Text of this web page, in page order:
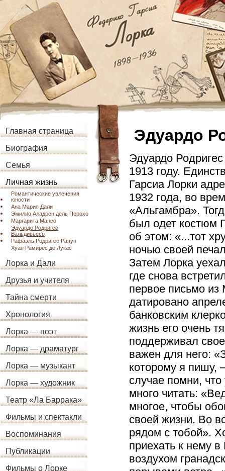
Главная страница
Биография
Семья
Личная жизнь
Романтические увлечения
юности
Ана Мария Дали
Эмилио Аладрен дель Перохо
Маргарита Мансо
Эдуардо Родригес
Вальдивьесо
Рафаэль Родригес Рапун
Хуан Рамирес де Лукас
Лорка и Дали
Друзья и учителя
Тайна смерти
Хронология
Лорка — поэт
Лорка — драматург
Лорка — музыкант
Лорка — художник
Театр «Ла Баррака»
Фильмы и спектакли
Воспоминания
Публикации
Фильмы о Лорке
Эдуардо
Эдуардо
1913 году.
Гарсиа Лорки
1932 года, во
«Альгамбра».
был одет костюм
об этом: «...тот
ночью своей
Затем Лорка
где снова
первое письмо
датировано
банковским
жизнь его очень
поддерживал
важен для него:
которому я
случае помни,
много читать:
многое, чтобы
своей жизни. Во
рядом с тобой».
приехать к нему
воздухом